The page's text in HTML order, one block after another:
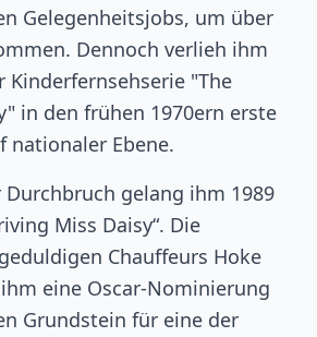
Gelegenheitsjobs, um über
Dennoch verlieh ihm
Kinderfernsehserie "The
in den frühen 1970ern erste
nationaler Ebene.
gelang ihm 1989
Miss Daisy“. Die
Chauffeurs Hoke
eine Oscar-Nominierung
Grundstein für eine der